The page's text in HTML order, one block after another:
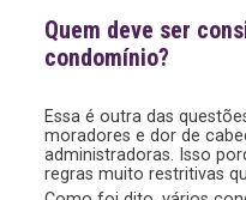
Quem deve ser
condomínio?
Essa é outra das
moradores e dor de
administradoras. Isso
regras muito restritivas